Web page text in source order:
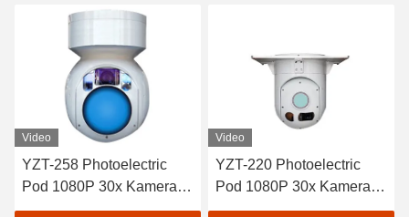
Video
YZT-258 Photoelectric
Pod 1080P 30x Kamera
Cahaya Terlihat Dengan
Video
YZT-220 Photoelectric
Pod 1080P 30x Kamera
Cahaya Terlihat 640×512